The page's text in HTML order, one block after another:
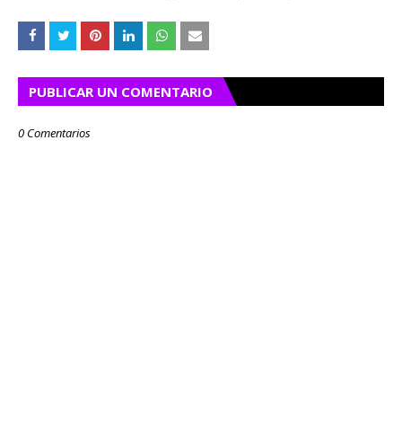
PUBLICAR UN COMENTARIO
0 Comentarios